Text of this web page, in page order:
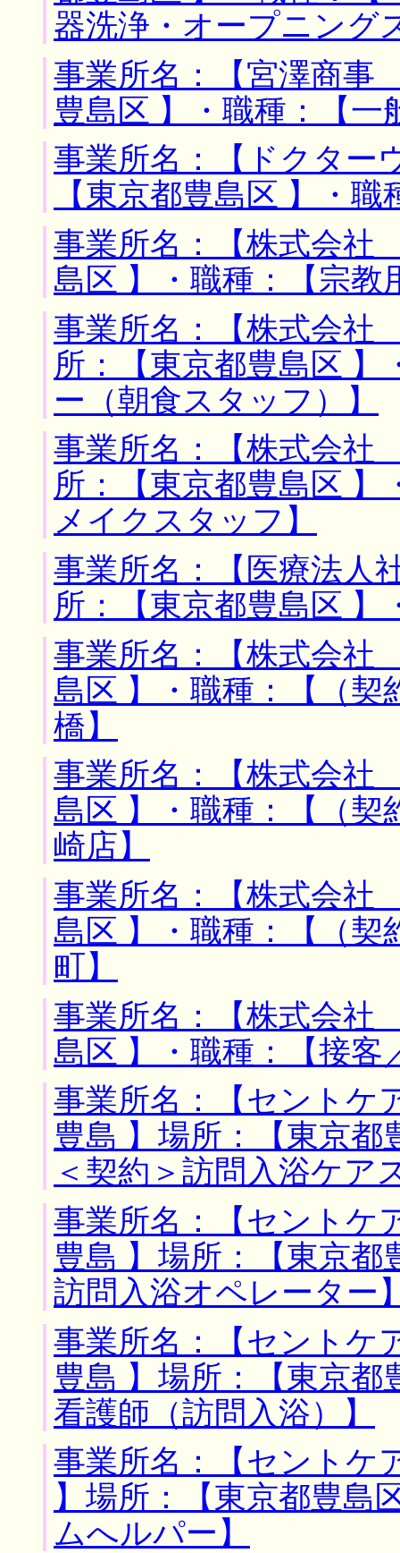
器洗浄・オープニング
事業所名：【宮澤商事
豊島区 】・職種：【一
事業所名：【ドクター
【東京都豊島区 】・
事業所名：【株式会社
島区 】・職種：【宗教
事業所名：【株式会
所：【東京都豊島区
ー（朝食スタッフ）】
事業所名：【株式会
所：【東京都豊島区 】
メイクスタッフ】
事業所名：【医療法
所：【東京都豊島区 】
事業所名：【株式会
島区 】・職種：【（契
橋】
事業所名：【株式会
島区 】・職種：【（契
崎店】
事業所名：【株式会
島区 】・職種：【（契
町】
事業所名：【株式会
島区 】・職種：【接
事業所名：【セント
豊島 】場所：【東京都
＜契約＞訪問入浴ケア
事業所名：【セント
豊島 】場所：【東京都
訪問入浴オペレーター
事業所名：【セント
豊島 】場所：【東京都
看護師（訪問入浴）】
事業所名：【セント
】場所：【東京都豊島
ムへルパー】